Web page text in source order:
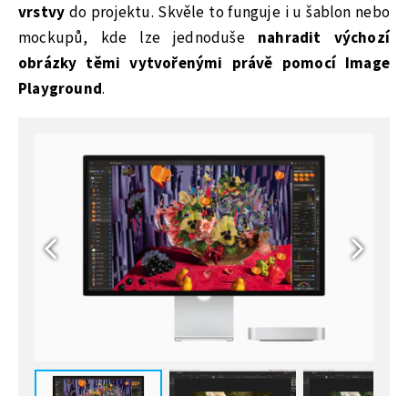
vrstvy do projektu. Skvěle to funguje i u šablon nebo
mockupů, kde lze jednoduše nahradit výchozí
obrázky těmi vytvořenými právě pomocí Image
Playground.